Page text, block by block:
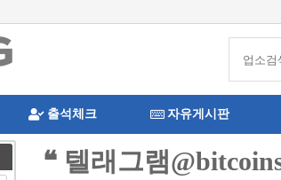
출석체크 자유게시판
❝ 텔래그램